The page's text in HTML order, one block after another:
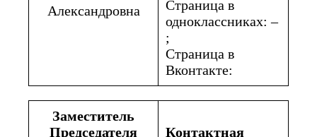
Александровна
Страница в
одноклассниках: –
;
Страница в
Вконтакте:
Заместитель
Председателя
Контактная